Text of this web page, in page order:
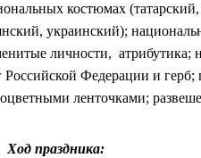
костюмах
украинский);
личности, атрибутика;
Российской Федерации и герб;
ленточками;
Ход праздника: